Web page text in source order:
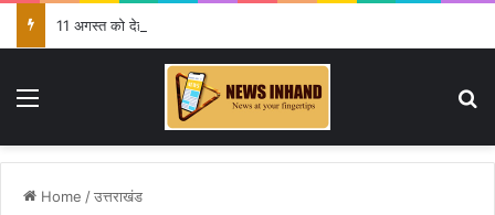
11 अगस्त को देहरादून में रोजगार मेला, 559 पदों पर होगा चयन
Menu
Home /उत्तराखंड